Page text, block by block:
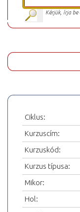
Kérjük, írja be
Ciklus:
Kurzuscím:
Kurzuskód:
Kurzus típusa:
Mikor:
Hol: